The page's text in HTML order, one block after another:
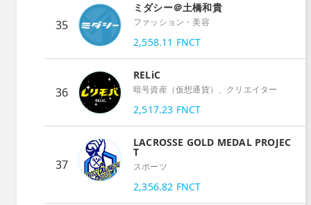
35
ミダシー＠土橋和貴
ファッション・美容
2,558.11 FNCT
36
RELiC
暗号資産（仮想通貨）、クリエイター
2,517.23 FNCT
37
LACROSSE GOLD MEDAL PROJEC
T
スポーツ
2,356.82 FNCT